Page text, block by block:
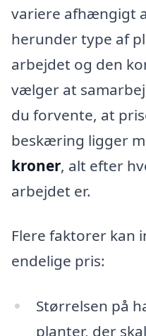
variere afhængigt
herunder type af
arbejdet og den
vælger at
du forvente, at
beskæring ligger
kroner, alt efter
arbejdet er.
Flere faktorer kan
endelige pris:
Størrelsen på
planter, der